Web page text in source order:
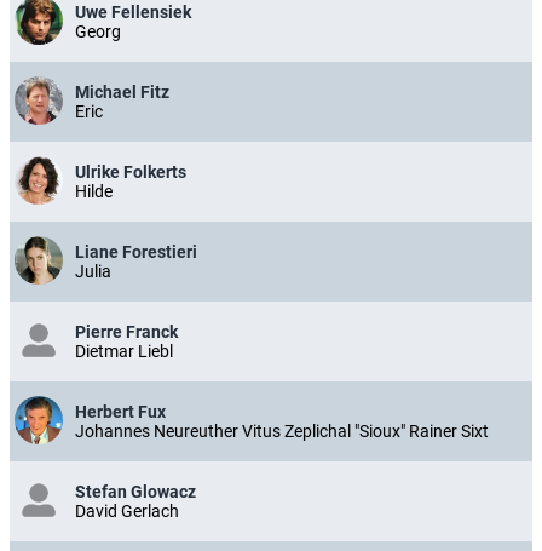
Uwe Fellensiek
Georg
Michael Fitz
Eric
Ulrike Folkerts
Hilde
Liane Forestieri
Julia
Pierre Franck
Dietmar Liebl
Herbert Fux
Johannes Neureuther Vitus Zeplichal "Sioux" Rainer Sixt
Stefan Glowacz
David Gerlach